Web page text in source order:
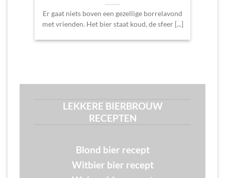
Er gaat niets boven een gezellige borrelavond
met vrienden. Het bier staat koud, de sfeer [...]
LEKKERE BIERBROUW
RECEPTEN
Blond bier recept
Witbier bier recept